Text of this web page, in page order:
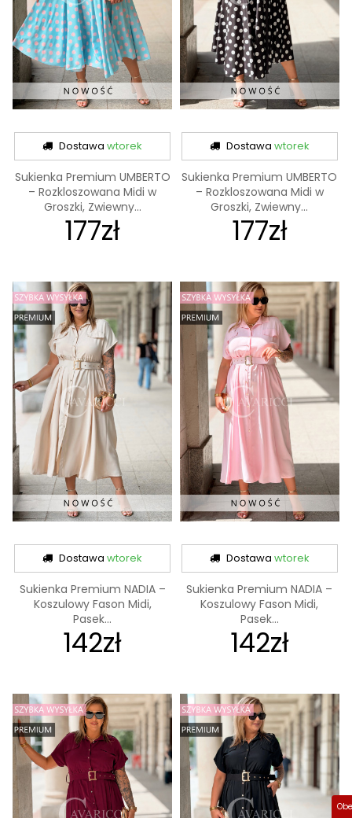
Dostawawtorek
Sukienka Premium UMBERTO
– Rozkloszowana Midi w
Groszki, Zwiewny...
177zł
Dostawa wtorek
Sukienka Premium UMBERTO
– Rozkloszowana Midi w
Groszki, Zwiewny...
177zł
Dostawawtorek
Sukienka Premium NADIA –
Koszulowy Fason Midi,
Pasek...
142zł
Dostawa wtorek
Sukienka Premium NADIA –
Koszulowy Fason Midi,
Pasek...
142zł